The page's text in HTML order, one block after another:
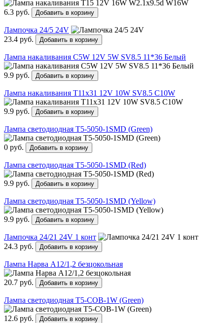
6.3 руб. Добавить в корзину
Лампочка 24/5 24V
23.4 руб.
Добавить в корзину
Лампа накаливания C5W 12V 5W SV8.5 11*36 Белый
9.9 руб. Добавить в корзину
Лампа накаливания Т11х31 12V 10W SV8.5 C10W
9.9 руб. Добавить в корзину
Лампа светодиодная Т5-5050-1SMD (Green)
0 руб. Добавить в корзину
Лампа светодиодная Т5-5050-1SMD (Red)
9.9 руб. Добавить в корзину
Лампа светодиодная Т5-5050-1SMD (Yellow)
9.9 руб. Добавить в корзину
Лампочка 24/21 24V 1 конт
24.3 руб.
Добавить в корзину
Лампа Нарва А12/1,2 безцокольная
20.7 руб. Добавить в корзину
Лампа светодиодная Т5-COB-1W (Green)
12.6 руб. Добавить в корзину